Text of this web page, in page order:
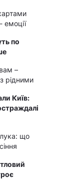
по
–
рідними
Київ:
що